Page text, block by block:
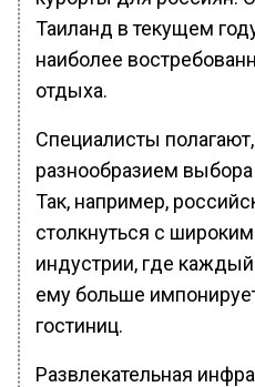
Таиланд в текущем
наиболее
отдыха.
Специалисты
разнообразием
Так, например,
столкнуться с
индустрии, где
ему больше
гостиниц.
Развлекательная